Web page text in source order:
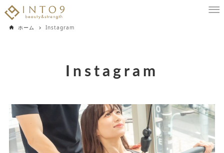
ホーム Instagram
Instagram